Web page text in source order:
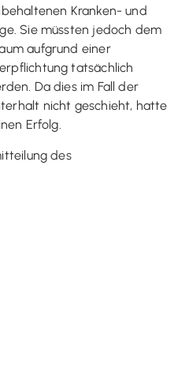
Kranken- und
Sie müssten jedoch dem
aufgrund einer
tatsächlich
Da dies im Fall der
nicht geschieht, hatte
Erfolg.
des